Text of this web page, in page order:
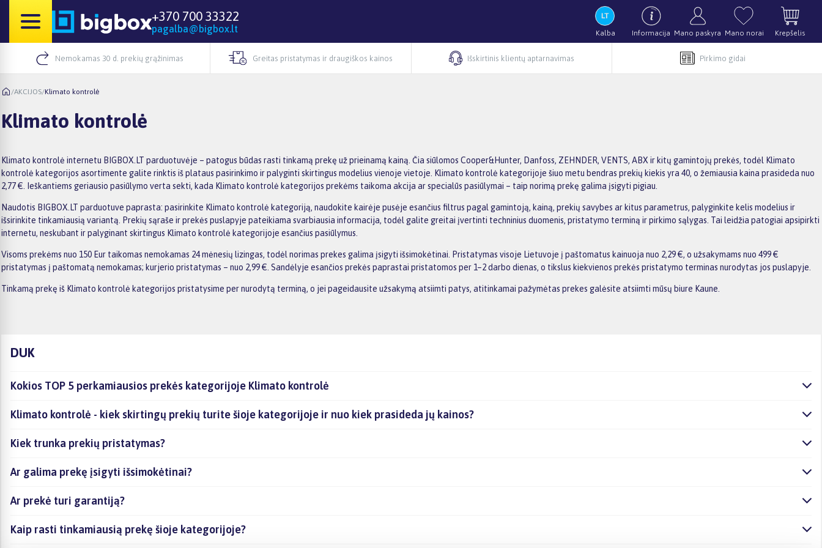
+370 700 33322
pagalba@bigbox.lt Kalba Informacija Mano paskyra Mano norai Krepšelis
Nemokamas 30 d. prekių grąžinimas Greitas pristatymas ir draugiškos kainos Išskirtinis klientų aptarnavimas Pirkimo gidai
/AKCIJOS/Klimato kontrolė
Klimato kontrolė
Klimato kontrolė internetu BIGBOX.LT parduotuvėje – patogus būdas rasti tinkamą prekę už prieinamą kainą. Čia siūlomos Cooper&Hunter, Danfoss, ZEHNDER, VENTS, ABX ir kitų gamintojų prekės, todėl Klimato
kontrolė kategorijos asortimente galite rinktis iš plataus pasirinkimo ir palyginti skirtingus modelius vienoje vietoje. Klimato kontrolė kategorijoje šiuo metu bendras prekių kiekis yra 40, o žemiausia kaina prasideda nuo
2,77 €. Ieškantiems geriausio pasiūlymo verta sekti, kada Klimato kontrolė kategorijos prekėms taikoma akcija ar specialūs pasiūlymai – taip norimą prekę galima įsigyti pigiau.
Naudotis BIGBOX.LT parduotuve paprasta: pasirinkite Klimato kontrolė kategoriją, naudokite kairėje pusėje esančius filtrus pagal gamintoją, kainą, prekių savybes ar kitus parametrus, palyginkite kelis modelius ir
išsirinkite tinkamiausią variantą. Prekių sąraše ir prekės puslapyje pateikiama svarbiausia informacija, todėl galite greitai įvertinti techninius duomenis, pristatymo terminą ir pirkimo sąlygas. Tai leidžia patogiai apsipirkti
internetu, neskubant ir palyginant skirtingus Klimato kontrolė kategorijoje esančius pasiūlymus.
Visoms prekėms nuo 150 Eur taikomas nemokamas 24 mėnesių lizingas, todėl norimas prekes galima įsigyti išsimokėtinai. Pristatymas visoje Lietuvoje į paštomatus kainuoja nuo 2,29 €, o užsakymams nuo 499 €
pristatymas į paštomatą nemokamas; kurjerio pristatymas – nuo 2,99 €. Sandėlyje esančios prekės paprastai pristatomos per 1–2 darbo dienas, o tikslus kiekvienos prekės pristatymo terminas nurodytas jos puslapyje.
Tinkamą prekę iš Klimato kontrolė kategorijos pristatysime per nurodytą terminą, o jei pageidausite užsakymą atsiimti patys, atitinkamai pažymėtas prekes galėsite atsiimti mūsų biure Kaune.
DUK
Kokios TOP 5 perkamiausios prekės kategorijoje Klimato kontrolė
Klimato kontrolė - kiek skirtingų prekių turite šioje kategorijoje ir nuo kiek prasideda jų kainos?
Kiek trunka prekių pristatymas?
Ar galima prekę įsigyti išsimokėtinai?
Ar prekė turi garantiją?
Kaip rasti tinkamiausią prekę šioje kategorijoje?